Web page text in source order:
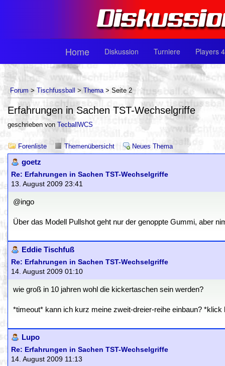
Home Diskussion Turniere Players
Forum > Tischfussball > Thema> Seite 2
Erfahrungen in Sachen TST-Wechselgriffe
geschrieben von TecballWCS
Forenliste Themenübersicht Neues Thema
goetz
Re: Erfahrungen in Sachen TST-Wechselgriffe
13. August 2009 23:41
@ingo
Über das Modell Pullshot geht nur der genoppte Gummi, aber
Eddie Tischfuß
Re: Erfahrungen in Sachen TST-Wechselgriffe
14. August 2009 01:10
wie groß in 10 jahren wohl die kickertaschen sein werden?
*timeout* kann ich kurz meine zweit-dreier-reihe einbaun? *klick
Lupo
Re: Erfahrungen in Sachen TST-Wechselgriffe
14. August 2009 11:13